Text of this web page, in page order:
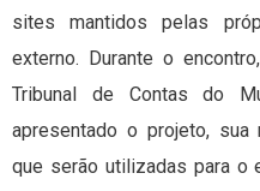
sites mantidos pelas
externo. Durante o
Tribunal de Contas do
apresentado o projeto,
que serão utilizadas para o